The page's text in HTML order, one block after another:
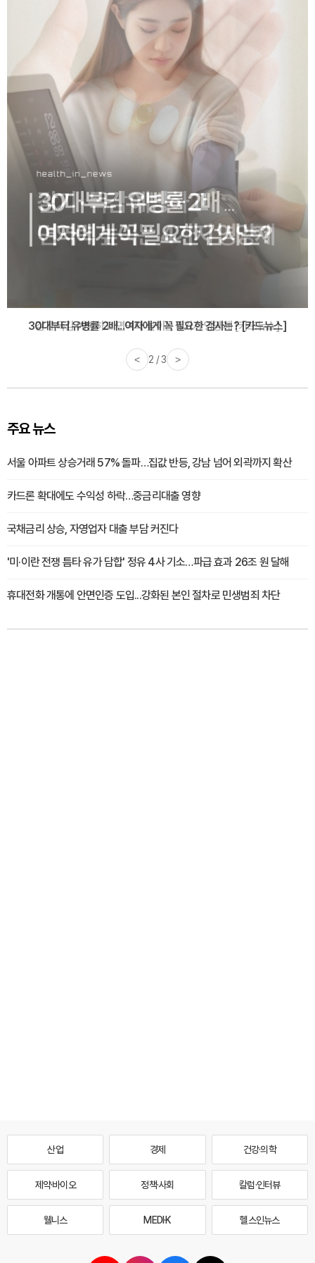
감기·독감 예방하고 면역력 높이는 4가지 영양제 [카드뉴스]
< 3 / 3 >
주요 뉴스
서울 아파트 상승거래 57% 돌파…집값 반등, 강남 넘어 외곽까지 확산
카드론 확대에도 수익성 하락…중금리대출 영향
국채금리 상승, 자영업자 대출 부담 커진다
'미·이란 전쟁 틈타 유가 담합' 정유 4사 기소…파급 효과 26조 원 달해
휴대전화 개통에 안면인증 도입...강화된 본인 절차로 민생범죄 차단
산업 경제 건강·의학
제약·바이오 정책·사회 칼럼·인터뷰
웰니스 MEDI·K 헬스인뉴스